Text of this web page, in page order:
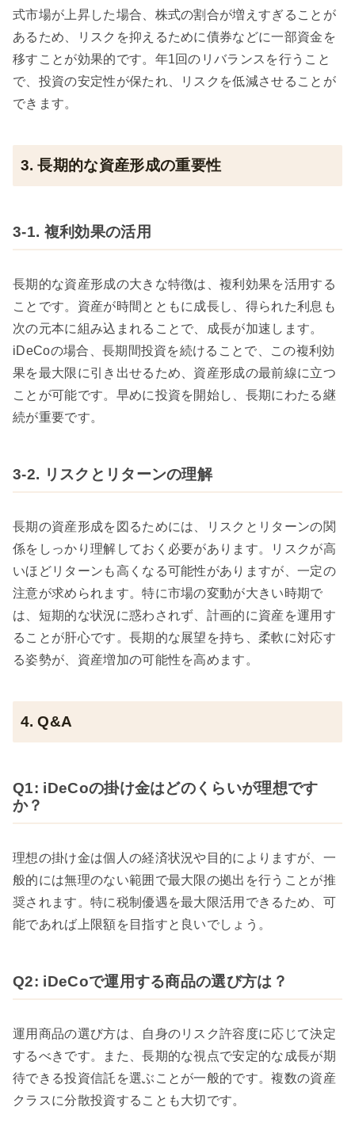
式市場が上昇した場合、株式の割合が増えすぎることが
あるため、リスクを抑えるために債券などに一部資金を
移すことが効果的です。年1回のリバランスを行うこと
で、投資の安定性が保たれ、リスクを低減させることが
できます。
3. 長期的な資産形成の重要性
3-1. 複利効果の活用
長期的な資産形成の大きな特徴は、複利効果を活用する
ことです。資産が時間とともに成長し、得られた利息も
次の元本に組み込まれることで、成長が加速します。
iDeCoの場合、長期間投資を続けることで、この複利効
果を最大限に引き出せるため、資産形成の最前線に立つ
ことが可能です。早めに投資を開始し、長期にわたる継
続が重要です。
3-2. リスクとリターンの理解
長期の資産形成を図るためには、リスクとリターンの関
係をしっかり理解しておく必要があります。リスクが高
いほどリターンも高くなる可能性がありますが、一定の
注意が求められます。特に市場の変動が大きい時期で
は、短期的な状況に惑わされず、計画的に資産を運用す
ることが肝心です。長期的な展望を持ち、柔軟に対応す
る姿勢が、資産増加の可能性を高めます。
4. Q&A
Q1: iDeCoの掛け金はどのくらいが理想です
か？
理想の掛け金は個人の経済状況や目的によりますが、一
般的には無理のない範囲で最大限の拠出を行うことが推
奨されます。特に税制優遇を最大限活用できるため、可
能であれば上限額を目指すと良いでしょう。
Q2: iDeCoで運用する商品の選び方は？
運用商品の選び方は、自身のリスク許容度に応じて決定
するべきです。また、長期的な視点で安定的な成長が期
待できる投資信託を選ぶことが一般的です。複数の資産
クラスに分散投資することも大切です。